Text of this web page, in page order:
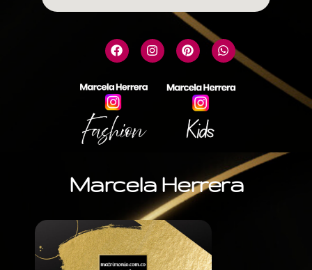
Marcela Herrera